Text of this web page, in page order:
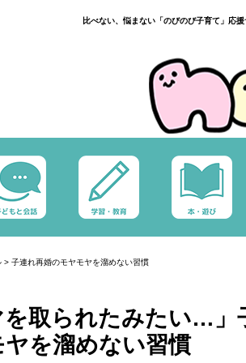
比べない、悩まない「のびのび子育て」
> 子連れ再婚のモヤモヤを溜めない習慣
を取られたみたい…」
ヤを溜めない習慣